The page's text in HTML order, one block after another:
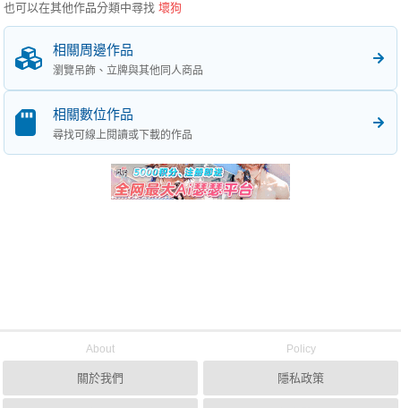
也可以在其他作品分類中尋找壞狗
相關周邊作品
瀏覽吊飾、立牌與其他同人商品
相關數位作品
尋找可線上閱讀或下載的作品
About
關於我們
Policy
隱私政策